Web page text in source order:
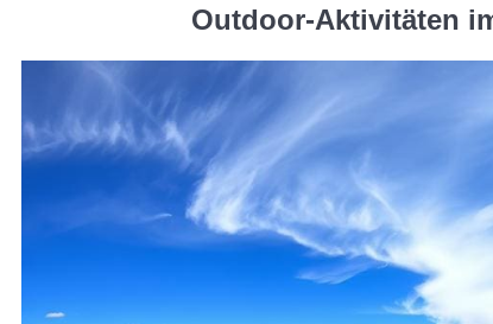
Outdoor-Aktivitäten